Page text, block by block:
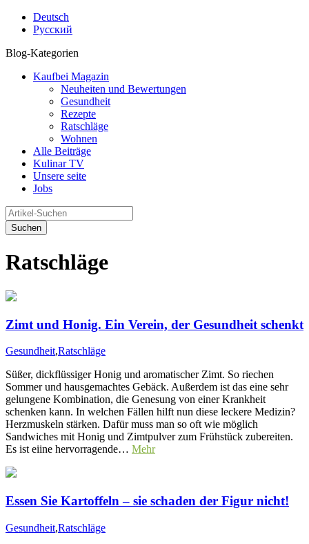
Deutsch
Русский
Blog-Kategorien
Kaufbei Magazin
Neuheiten und Bewertungen
Gesundheit
Rezepte
Ratschläge
Wohnen
Alle Beiträge
Kulinar TV
Unsere seite
Jobs
Suchen
Ratschläge
Zimt und Honig. Ein Verein, der Gesundheit schenkt
Gesundheit,Ratschläge
Süßer, dickflüssiger Honig und aromatischer Zimt. So riechen
Sommer und hausgemachtes Gebäck. Außerdem ist das eine sehr
gelungene Kombination, die Genesung von einer Krankheit
schenken kann. In welchen Fällen hilft nun diese leckere Medizin?
Herzmuskeln stärken. Dafür muss man so oft wie möglich
Sandwiches mit Honig und Zimtpulver zum Frühstück zubereiten.
Es ist eiine hervorragende… Mehr
Essen Sie Kartoffeln – sie schaden der Figur nicht!
Gesundheit,Ratschläge